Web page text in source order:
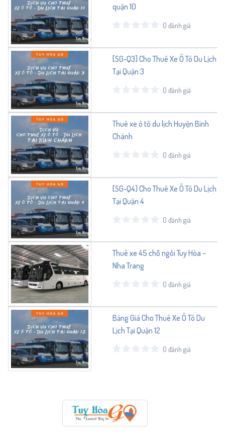
quận 10
0 đánh giá
[SG-Q3] Cho Thuê Xe Ô Tô Du Lịch
Tại Quận 3
0 đánh giá
Thuê xe ô tô du lịch Huyện Bình
Chánh
0 đánh giá
[SG-Q4] Cho Thuê Xe Ô Tô Du Lịch
Tại Quận 4
0 đánh giá
Thuê xe 45 chỗ ngồi Tuy Hòa –
Nha Trang
0 đánh giá
Bảng Giá Cho Thuê Xe Ô Tô Du
Lịch Tại Quận 12
0 đánh giá